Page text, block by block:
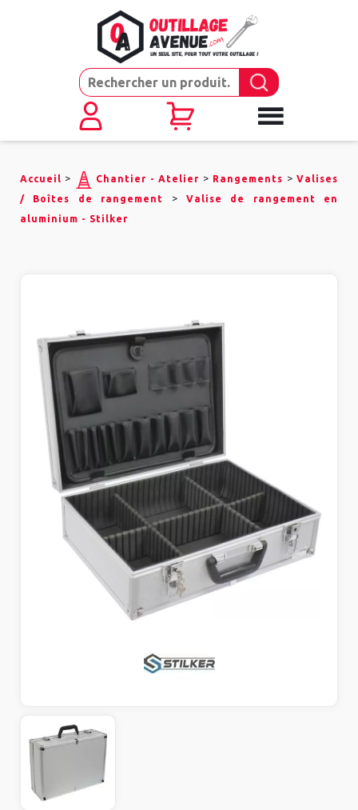
Accueil > Chantier - Atelier > Rangements >Valises
/ Boîtes de rangement
> Valise de rangement en
aluminium - Stilker